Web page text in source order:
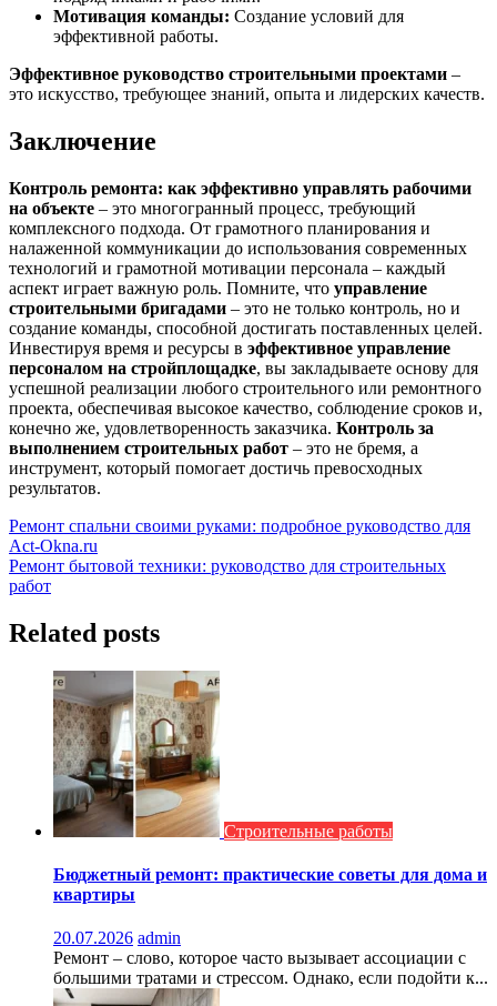
Мотивация команды: Создание условий для
эффективной работы.
Эффективное руководство строительными проектами –
это искусство, требующее знаний, опыта и лидерских качеств.
Заключение
Контроль ремонта: как эффективно управлять рабочими
на объекте – это многогранный процесс, требующий
комплексного подхода. От грамотного планирования и
налаженной коммуникации до использования современных
технологий и грамотной мотивации персонала – каждый
аспект играет важную роль. Помните, что управление
строительными бригадами – это не только контроль, но и
создание команды, способной достигать поставленных целей.
Инвестируя время и ресурсы в эффективное управление
персоналом на стройплощадке, вы закладываете основу для
успешной реализации любого строительного или ремонтного
проекта, обеспечивая высокое качество, соблюдение сроков и,
конечно же, удовлетворенность заказчика. Контроль за
выполнением строительных работ – это не бремя, а
инструмент, который помогает достичь превосходных
результатов.
Навигация
по
записям
Ремонт спальни своими руками: подробное руководство для
Act-Okna.ru
Ремонт бытовой техники: руководство для строительных
работ
Related posts
Строительные работы
Бюджетный ремонт: практические советы для дома и
квартиры
20.07.2026 admin
Ремонт – слово, которое часто вызывает ассоциации с
большими тратами и стрессом. Однако, если подойти к...